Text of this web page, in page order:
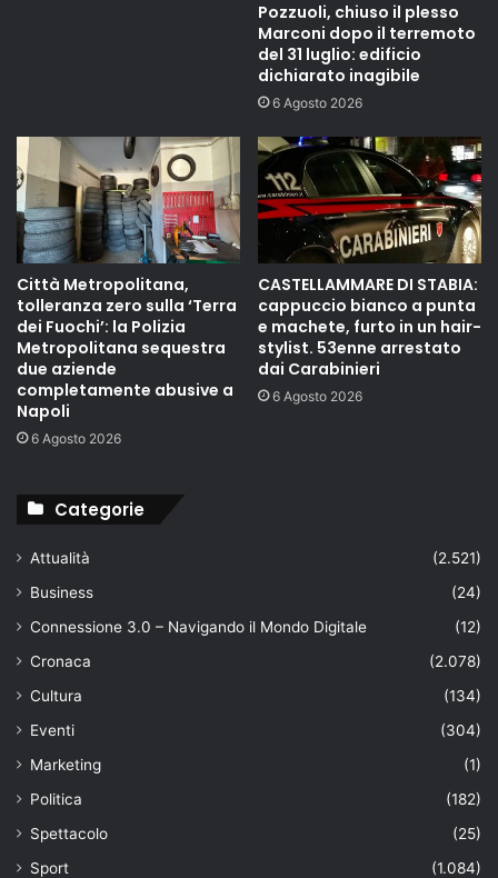
Pozzuoli, chiuso il plesso
Marconi dopo il terremoto
del 31 luglio: edificio
dichiarato inagibile
6 Agosto 2026
Città Metropolitana,
tolleranza zero sulla ‘Terra
dei Fuochi’: la Polizia
Metropolitana sequestra
due aziende
completamente abusive a
Napoli
6 Agosto 2026
CASTELLAMMARE DI STABIA:
cappuccio bianco a punta
e machete, furto in un hair-
stylist. 53enne arrestato
dai Carabinieri
6 Agosto 2026
Categorie
Attualità
(2.521)
Business
(24)
Connessione 3.0 – Navigando il Mondo Digitale
(12)
Cronaca
(2.078)
Cultura
(134)
Eventi
(304)
Marketing
(1)
Politica
(182)
Spettacolo
(25)
Sport
(1.084)